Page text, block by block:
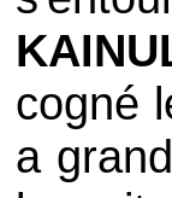
cogné
a